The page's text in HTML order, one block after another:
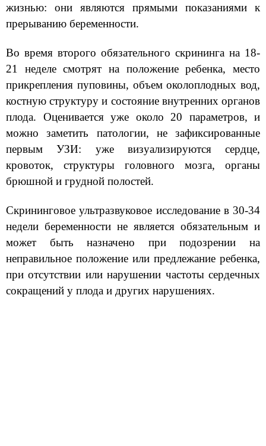
жизнью: они являются прямыми показаниями к
прерыванию беременности.
Во время второго обязательного скрининга на 18-
21 неделе смотрят на положение ребенка, место
прикрепления пуповины, объем околоплодных вод,
костную структуру и состояние внутренних органов
плода. Оценивается уже около 20 параметров, и
можно заметить патологии, не зафиксированные
первым УЗИ: уже визуализируются сердце,
кровоток, структуры головного мозга, органы
брюшной и грудной полостей.
Скрининговое ультразвуковое исследование в 30-34
недели беременности не является обязательным и
может быть назначено при подозрении на
неправильное положение или предлежание ребенка,
при отсутствии или нарушении частоты сердечных
сокращений у плода и других нарушениях.